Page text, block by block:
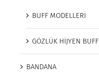
BUFF MODELLERİ
GÖZLÜK HİJYEN BUFF
BANDANA